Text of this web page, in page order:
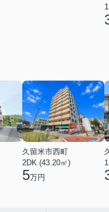
久留米市西町
2DK (43.20㎡)
5万円